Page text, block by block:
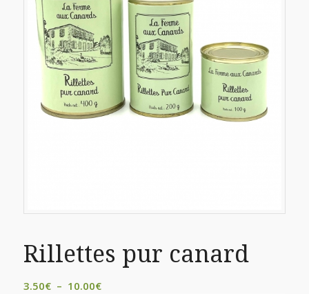
Rillettes pur canard
3.50€ – 10.00€Plage